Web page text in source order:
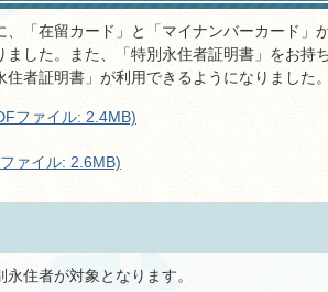
「在留カード」と「マイナンバーカード」
した。また、「特別永住者証明書」をお持
者証明書」が利用できるようになりました。
ファイル: 2.4MB)
ァイル: 2.6MB)
住者が対象となります。